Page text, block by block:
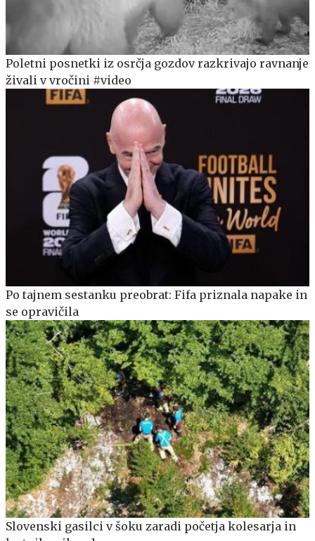
Poletni posnetki iz osrčja gozdov razkrivajo ravnanje
živali v vročini #video
Po tajnem sestanku preobrat: Fifa priznala napake in
se opravičila
Slovenski gasilci v šoku zaradi početja kolesarja in